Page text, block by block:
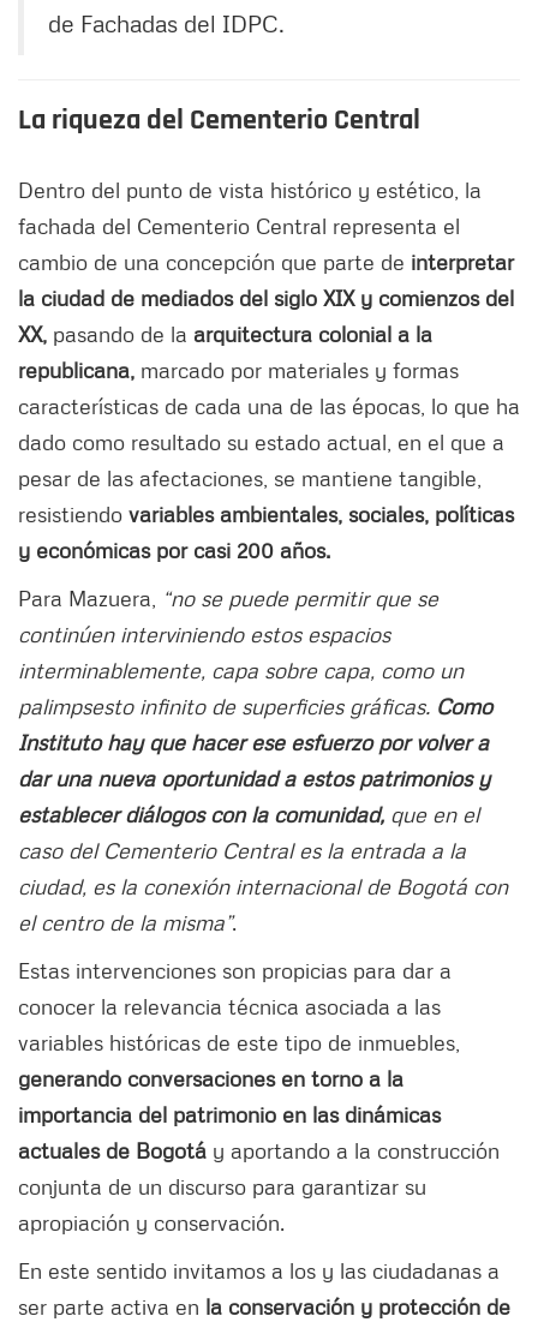
de Fachadas del IDPC.
La riqueza del Cementerio Central
Dentro del punto de vista histórico y estético, la
fachada del Cementerio Central representa el
cambio de una concepción que parte de interpretar
la ciudad de mediados del siglo XIX y comienzos del
XX, pasando de la arquitectura colonial a la
republicana, marcado por materiales y formas
características de cada una de las épocas, lo que ha
dado como resultado su estado actual, en el que a
pesar de las afectaciones, se mantiene tangible,
resistiendo variables ambientales, sociales, políticas
y económicas por casi 200 años.
Para Mazuera, “no se puede permitir que se
continúen interviniendo estos espacios
interminablemente, capa sobre capa, como un
palimpsesto infinito de superficies gráficas. Como
Instituto hay que hacer ese esfuerzo por volver a
dar una nueva oportunidad a estos patrimonios y
establecer diálogos con la comunidad, que en el
caso del Cementerio Central es la entrada a la
ciudad, es la conexión internacional de Bogotá con
el centro de la misma”.
Estas intervenciones son propicias para dar a
conocer la relevancia técnica asociada a las
variables históricas de este tipo de inmuebles,
generando conversaciones en torno a la
importancia del patrimonio en las dinámicas
actuales de Bogotá y aportando a la construcción
conjunta de un discurso para garantizar su
apropiación y conservación.
En este sentido invitamos a los y las ciudadanas a
ser parte activa en la conservación y protección de